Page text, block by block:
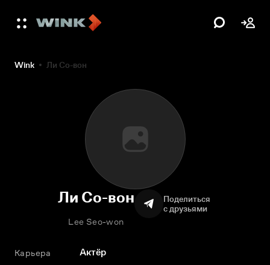
Wink Ли Со-вон
Ли Со-вон
Lee Seo-won
Поделиться
с друзьями
Карьера Актёр